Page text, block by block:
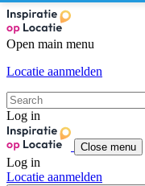
Open main menu
Locatie aanmelden
Log in
Close menu
Log in
Locatie aanmelden